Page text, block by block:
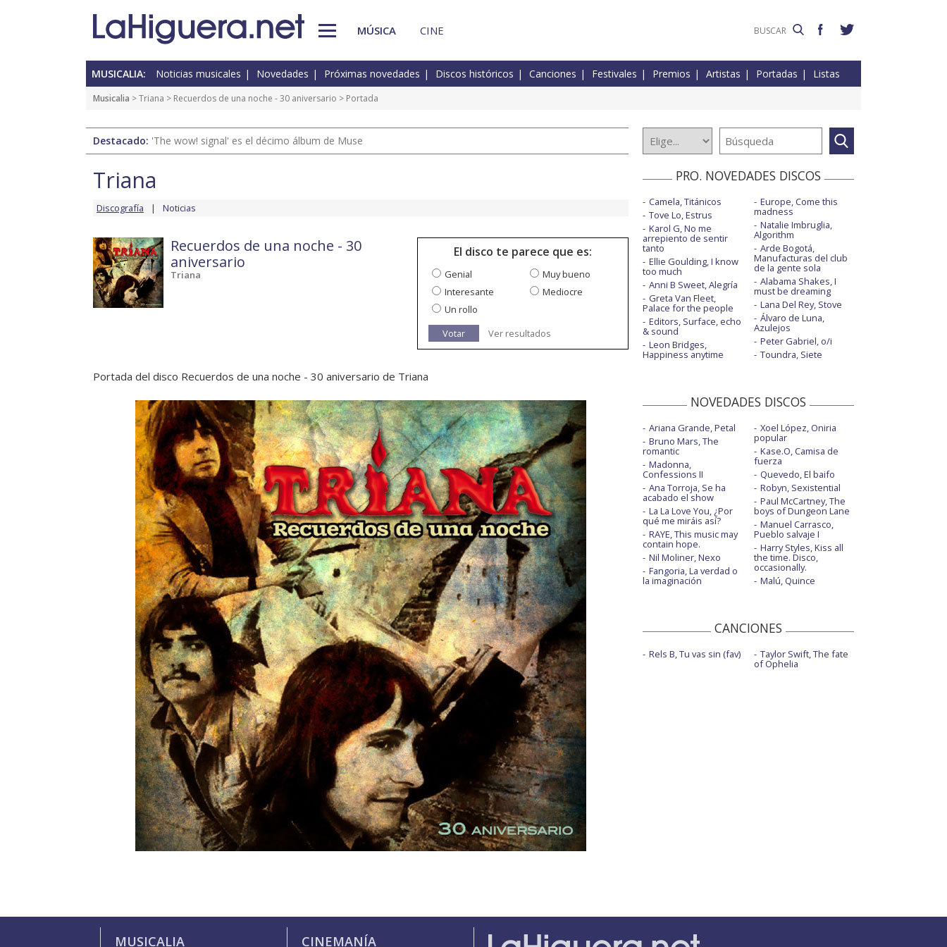
MÚSICA CINE
MUSICALIA: Noticias musicales Novedades Próximas novedades Discos históricos Canciones Festivales Premios Artistas Portadas Listas
Musicalia >Triana > Recuerdos de una noche - 30 aniversario > Portada
Destacado: 'The wow! signal' es el décimo álbum de Muse
Triana
Discografía Noticias
Recuerdos de una noche - 30
aniversario
Triana
El disco te parece que es:
Genial
Muy bueno
Interesante
Mediocre
Un rollo
Votar
Ver resultados
Portada del disco Recuerdos de una noche - 30 aniversario de Triana
PRO. NOVEDADES DISCOS
Camela, Titánicos
Tove Lo, Estrus
Karol G, No me
arrepiento de sentir
tanto
Ellie Goulding, I know
too much
Anni B Sweet, Alegría
Greta Van Fleet,
Palace for the people
Editors, Surface, echo
& sound
Leon Bridges,
Happiness anytime
Europe, Come this
madness
Natalie Imbruglia,
Algorithm
Arde Bogotá,
Manufacturas del club
de la gente sola
Alabama Shakes, I
must be dreaming
Lana Del Rey, Stove
Álvaro de Luna,
Azulejos
Peter Gabriel, o/i
Toundra, Siete
NOVEDADES DISCOS
Ariana Grande, Petal
Bruno Mars, The
romantic
Madonna,
Confessions II
Ana Torroja, Se ha
acabado el show
La La Love You, ¿Por
qué me miráis así?
RAYE, This music may
contain hope.
Nil Moliner, Nexo
Fangoria, La verdad o
la imaginación
Xoel López, Oniria
popular
Kase.O, Camisa de
fuerza
Quevedo, El baifo
Robyn, Sexistential
Paul McCartney, The
boys of Dungeon Lane
Manuel Carrasco,
Pueblo salvaje I
Harry Styles, Kiss all
the time. Disco,
occasionally.
Malú, Quince
CANCIONES
Rels B, Tu vas sin (fav) Taylor Swift, The fate
of Ophelia
MUSICALIA CINEMANÍA